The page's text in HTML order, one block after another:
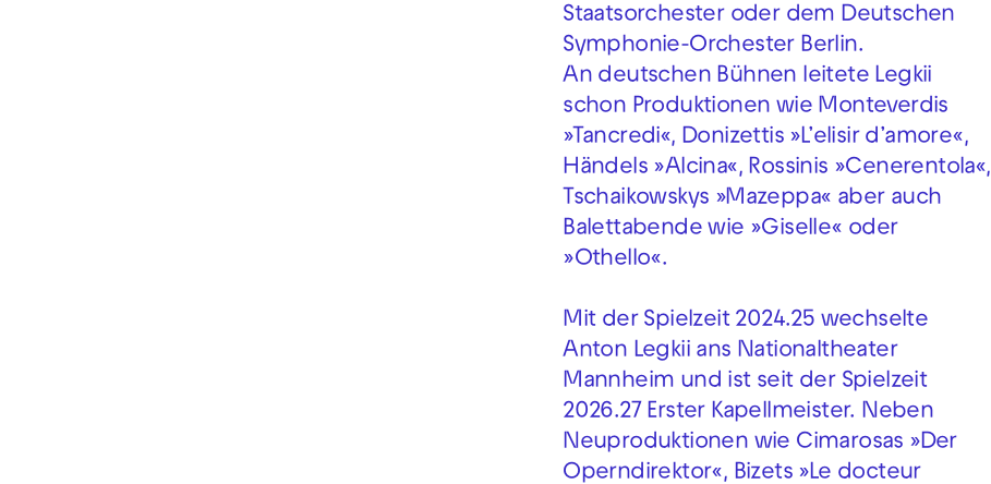
Staatsorchester oder dem Deutschen
Symphonie-Orchester Berlin.
An deutschen Bühnen leitete Legkii
schon Produktionen wie Monteverdis
»Tancredi«, Donizettis »L’elisir d’amore«,
Händels »Alcina«, Rossinis »Cenerentola«,
Tschaikowskys »Mazeppa« aber auch
Balettabende wie »Giselle« oder
»Othello«.
Mit der Spielzeit 2024.25 wechselte
Anton Legkii ans Nationaltheater
Mannheim und ist seit der Spielzeit
2026.27 Erster Kapellmeister. Neben
Neuproduktionen wie Cimarosas »Der
Operndirektor«, Bizets »Le docteur